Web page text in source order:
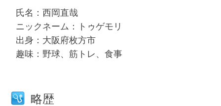
氏名：西岡直哉
ニックネーム：トゥゲモリ
出身：大阪府枚方市
趣味：野球、筋トレ、食事
略歴